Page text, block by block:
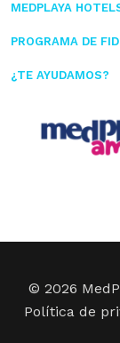
MEDPLAYA
PROGRAMA DE
¿TE AYUDAMOS?
© 2026
Política de